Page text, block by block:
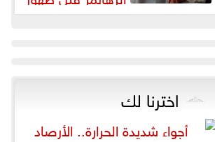
أعراضه
اخترنا لك